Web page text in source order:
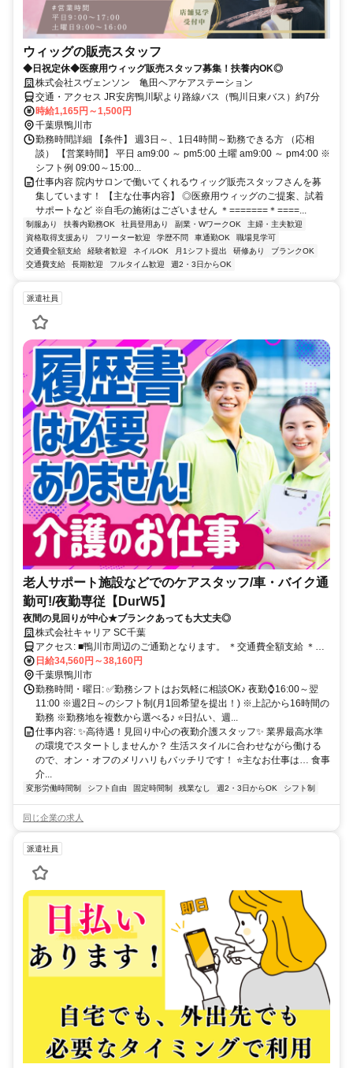
ウィッグの販売スタッフ
◆日祝定休◆医療用ウィッグ販売スタッフ募集！扶養内OK◎
株式会社スヴェンソン 亀田ヘアケアステーション
交通・アクセス JR安房鴨川駅より路線バス（鴨川日東バス）約7分
時給1,165円～1,500円
千葉県鴨川市
勤務時間詳細 【条件】 週3日～、1日4時間～勤務できる方 （応相
談） 【営業時間】 平日 am9:00 ～ pm5:00 土曜 am9:00 ～ pm4:00 ※
シフト例 09:00～15:00...
仕事内容 院内サロンで働いてくれるウィッグ販売スタッフさんを募
集しています！ 【主な仕事内容】 ◎医療用ウィッグのご提案、試着
サポートなど ※自毛の施術はございません ＊=======＊====...
制服あり 扶養内勤務OK 社員登用あり 副業・WワークOK
主婦・主夫歓迎
資格取得支援あり
フリーター歓迎 学歴不問 車通勤OK
職場見学可
交通費全額支給
経験者歓迎 ネイルOK 月1シフト提出 研修あり
ブランクOK
交通費支給
長期歓迎 フルタイム歓迎 週2・3日からOK
派遣社員
老人サポート施設などでのケアスタッフ/車・バイク通
勤可!/夜勤専従【DurW5】
夜間の見回りが中心★ブランクあっても大丈夫◎
株式会社キャリア SC千葉
アクセス: ■鴨川市周辺のご通勤となります。 ＊交通費全額支給 ＊車
通勤・バイク通勤OK（ガソリン代支給） ＊自転車通勤OK
日給34,560円～38,160円
千葉県鴨川市
勤務時間・曜日: ✅勤務シフトはお気軽に相談OK♪ 夜勤⌚16:00～翌
11:00 ※週2日～のシフト制(月1回希望を提出！) ※上記から16時間の
勤務 ※勤務地を複数から選べる♪ ⭐日払い、週...
仕事内容: ✨高待遇！見回り中心の夜勤介護スタッフ✨ 業界最高水準
の環境でスタートしませんか？ 生活スタイルに合わせながら働ける
ので、オン・オフのメリハリもバッチリです！ ⭐主なお仕事は… 食事
介...
変形労働時間制 シフト自由 固定時間制 残業なし 週2・3日からOK シフト制
同じ企業の求人
派遣社員